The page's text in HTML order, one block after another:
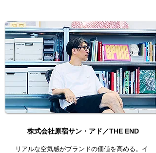
株式会社原宿サン・アド／THE END
リアルな空気感がブランドの価値を高める。イ